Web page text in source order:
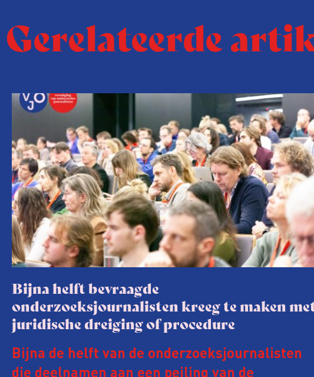
Gerelateerde
Bijna helft bevraagde
onderzoeksjournalisten kreeg te maken
juridische dreiging of procedure
Bijna de helft van de onderzoeksjournalisten
die deelnamen aan een peiling van de